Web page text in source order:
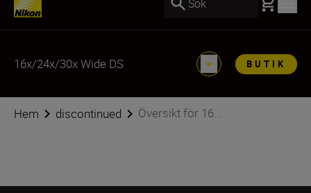
Sök
16x/24x/30x Wide DS BUTIK
Hem discontinued Översikt för 16...